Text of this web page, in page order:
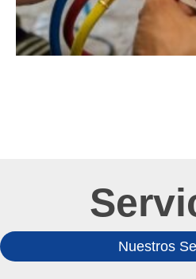
Nuestros